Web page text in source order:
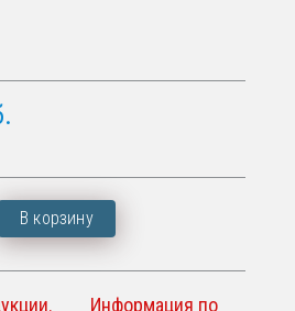
В корзину
Информация по